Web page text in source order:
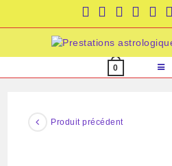
0
Produit précédent